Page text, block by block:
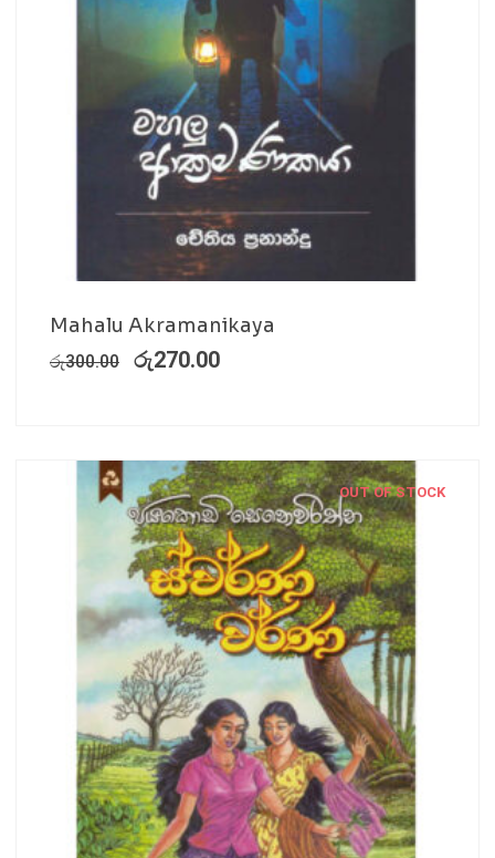
Mahalu Akramanikaya
රු300.00 රු270.00
OUT OF STOCK